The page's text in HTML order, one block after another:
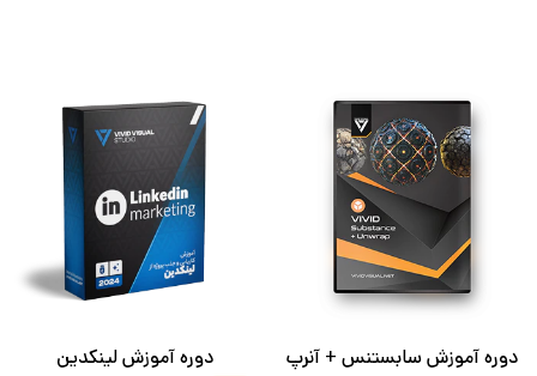
دوره آموزش سابستنس + آنرپ
دوره آموزش لینکدین